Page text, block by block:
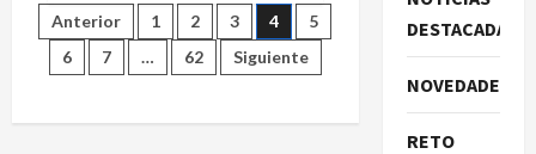
EVA
REMON
EN
EL
RELAMPAGO
Paginación
de
entradas
Anterior 1 2 3 4
5
6
7 … 62 Siguiente
DESTACADAS
NOVEDADES
RETO